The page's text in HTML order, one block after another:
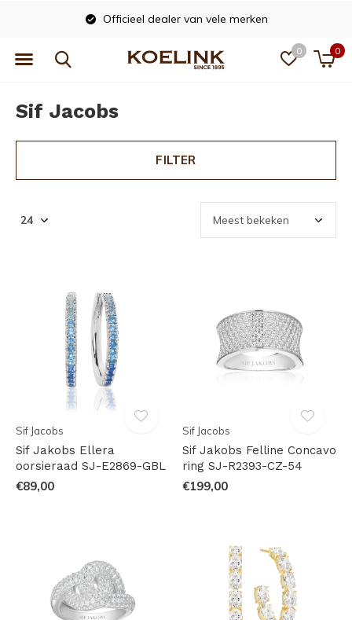
0 0
Officieel dealer van vele merken
Sif Jacobs
FILTER
Sif Jacobs
Sif Jakobs Ellera
oorsieraad SJ-E2869-GBL
€89,00
Sif Jacobs
Sif Jakobs Felline Concavo
ring SJ-R2393-CZ-54
€199,00